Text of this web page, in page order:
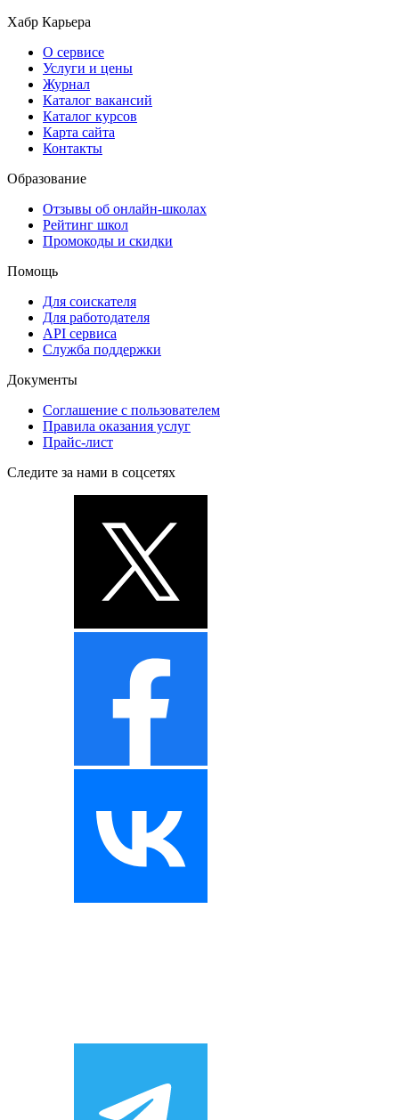
Хабр Карьера
О сервисе
Услуги и цены
Журнал
Каталог вакансий
Каталог курсов
Карта сайта
Контакты
Образование
Отзывы об онлайн-школах
Рейтинг школ
Промокоды и скидки
Помощь
Для соискателя
Для работодателя
API сервиса
Служба поддержки
Документы
Соглашение с пользователем
Правила оказания услуг
Прайс-лист
Следите за нами в соцсетях